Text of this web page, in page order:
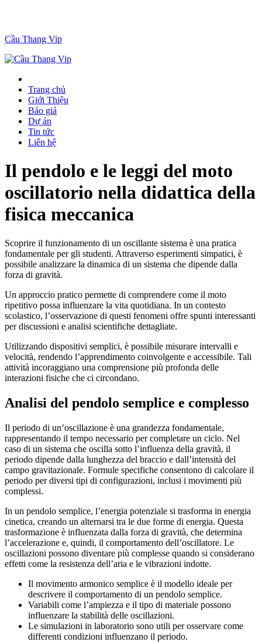
Cầu Thang Vip
Trang chủ
Giới Thiệu
Báo giá
Dự án
Tin tức
Liên hệ
Il pendolo e le leggi del moto
oscillatorio nella didattica della
fisica meccanica
Scoprire il funzionamento di un oscillante sistema è una pratica
fondamentale per gli studenti. Attraverso esperimenti simpatici, è
possibile analizzare la dinamica di un sistema che dipende dalla
forza di gravità.
Un approccio pratico permette di comprendere come il moto
ripetitivo possa influenzare la vita quotidiana. In un contesto
scolastico, l’osservazione di questi fenomeni offre spunti interessanti
per discussioni e analisi scientifiche dettagliate.
Utilizzando dispositivi semplici, è possibile misurare intervalli e
velocità, rendendo l’apprendimento coinvolgente e accessibile. Tali
attività incoraggiano una comprensione più profonda delle
interazioni fisiche che ci circondano.
Analisi del pendolo semplice e complesso
Il periodo di un’oscillazione è una grandezza fondamentale,
rappresentando il tempo necessario per completare un ciclo. Nel
caso di un sistema che oscilla sotto l’influenza della gravità, il
periodo dipende dalla lunghezza del braccio e dall’intensità del
campo gravitazionale. Formule specifiche consentono di calcolare il
periodo per diversi tipi di configurazioni, inclusi i movimenti più
complessi.
In un pendolo semplice, l’energia potenziale si trasforma in energia
cinetica, creando un alternarsi tra le due forme di energia. Questa
trasformazione è influenzata dalla forza di gravità, che determina
l’accelerazione e, quindi, il comportamento dell’oscillatore. Le
oscillazioni possono diventare più complesse quando si considerano
effetti come la resistenza dell’aria e le vibrazioni indotte.
Il movimento armonico semplice è il modello ideale per
descrivere il comportamento di un pendolo semplice.
Variabili come l’ampiezza e il tipo di materiale possono
influenzare la stabilità delle oscillazioni.
Le simulazioni in laboratorio sono utili per osservare come
differenti condizioni influenzano il periodo.